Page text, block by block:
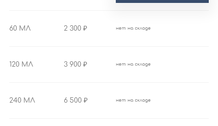
60 МЛ 2 300 нет на складе
120 МЛ 3 900 нет на складе
240 МЛ 6 500 нет на складе